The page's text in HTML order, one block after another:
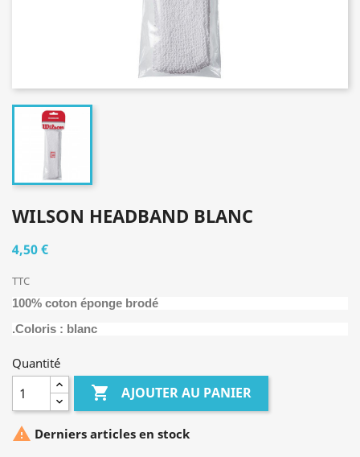
WILSON HEADBAND BLANC
4,50 €
TTC
100% coton éponge brodé
.Coloris : blanc
Quantité
 AJOUTER AU PANIER
 Derniers articles en stock